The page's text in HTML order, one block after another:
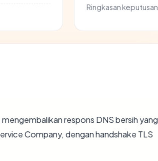
Ringkasan keputusan
mengembalikan respons DNS bersih yang
Company, dengan handshake TLS